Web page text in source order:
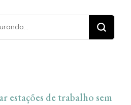
estações de trabalho sem